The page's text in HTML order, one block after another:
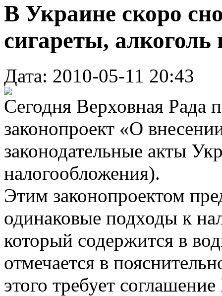
В Украине скоро
сигареты, алкоголь
Дата: 2010-05-11 20:43
Сегодня Верховная Рада
законопроект «О
законодательные акты
налогообложения).
Этим законопроектом
одинаковые подходы к
который содержится в
отмечается в
этого требует